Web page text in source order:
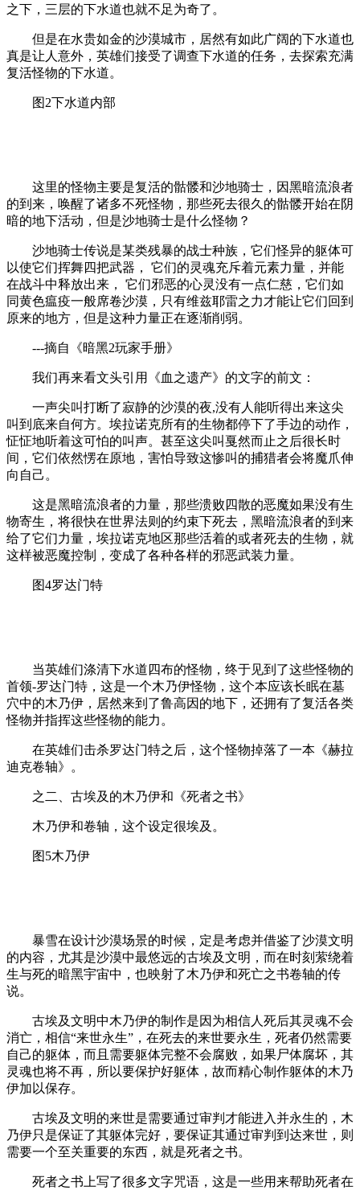
之下，三层的下水道也就不足为奇了。
但是在水贵如金的沙漠城市，居然有如此广阔的下水道也
真是让人意外，英雄们接受了调查下水道的任务，去探索充满
复活怪物的下水道。
图2下水道内部
这里的怪物主要是复活的骷髅和沙地骑士，因黑暗流浪者
的到来，唤醒了诸多不死怪物，那些死去很久的骷髅开始在阴
暗的地下活动，但是沙地骑士是什么怪物？
沙地骑士传说是某类残暴的战士种族，它们怪异的躯体可
以使它们挥舞四把武器， 它们的灵魂充斥着元素力量，并能
在战斗中释放出来， 它们邪恶的心灵没有一点仁慈，它们如
同黄色瘟疫一般席卷沙漠，只有维兹耶雷之力才能让它们回到
原来的地方，但是这种力量正在逐渐削弱。
---摘自《暗黑2玩家手册》
我们再来看文头引用《血之遗产》的文字的前文：
一声尖叫打断了寂静的沙漠的夜,没有人能听得出来这尖
叫到底来自何方。埃拉诺克所有的生物都停下了手边的动作，
怔怔地听着这可怕的叫声。甚至这尖叫戛然而止之后很长时
间，它们依然愣在原地，害怕导致这惨叫的捕猎者会将魔爪伸
向自己。
这是黑暗流浪者的力量，那些溃败四散的恶魔如果没有生
物寄生，将很快在世界法则的约束下死去，黑暗流浪者的到来
给了它们力量，埃拉诺克地区那些活着的或者死去的生物，就
这样被恶魔控制，变成了各种各样的邪恶武装力量。
图4罗达门特
当英雄们涤清下水道四布的怪物，终于见到了这些怪物的
首领-罗达门特，这是一个木乃伊怪物，这个本应该长眠在墓
穴中的木乃伊，居然来到了鲁高因的地下，还拥有了复活各类
怪物并指挥这些怪物的能力。
在英雄们击杀罗达门特之后，这个怪物掉落了一本《赫拉
迪克卷轴》。
之二、古埃及的木乃伊和《死者之书》
木乃伊和卷轴，这个设定很埃及。
图5木乃伊
暴雪在设计沙漠场景的时候，定是考虑并借鉴了沙漠文明
的内容，尤其是沙漠中最悠远的古埃及文明，而在时刻萦绕着
生与死的暗黑宇宙中，也映射了木乃伊和死亡之书卷轴的传
说。
古埃及文明中木乃伊的制作是因为相信人死后其灵魂不会
消亡，相信“来世永生”，在死去的来世要永生，死者仍然需要
自己的躯体，而且需要躯体完整不会腐败，如果尸体腐坏，其
灵魂也将不再，所以要保护好躯体，故而精心制作躯体的木乃
伊加以保存。
古埃及文明的来世是需要通过审判才能进入并永生的，木
乃伊只是保证了其躯体完好，要保证其通过审判到达来世，则
需要一个至关重要的东西，就是死者之书。
死者之书上写了很多文字咒语，这是一些用来帮助死者在